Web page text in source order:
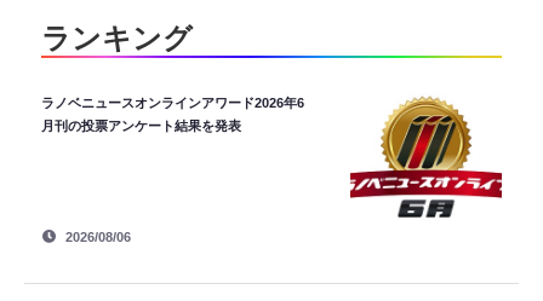
ランキング
ラノベニュースオンラインアワード2026年6
月刊の投票アンケート結果を発表
2026/08/06